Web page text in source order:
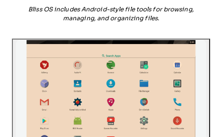
Bliss OS includes Android-style file tools for browsing,
managing, and organizing files.